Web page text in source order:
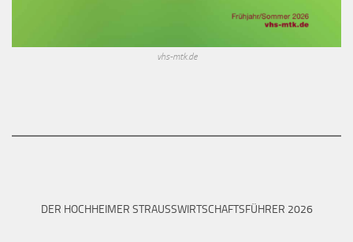
vhs-mtk.de
DER HOCHHEIMER STRAUSSWIRTSCHAFTSFÜHRER 2026